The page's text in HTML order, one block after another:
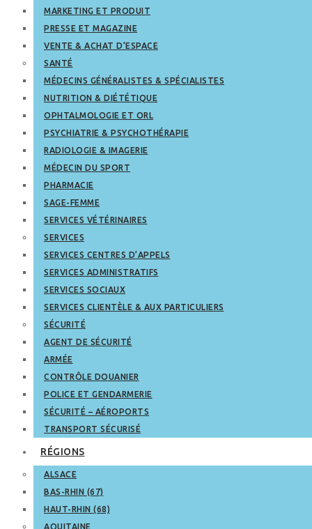
MARKETING ET PRODUIT
PRESSE ET MAGAZINE
VENTE & ACHAT D’ESPACE
SANTÉ
MÉDECINS GÉNÉRALISTES & SPÉCIALISTES
NUTRITION & DIÉTÉTIQUE
OPHTALMOLOGIE ET ORL
PSYCHIATRIE & PSYCHOTHÉRAPIE
RADIOLOGIE & IMAGERIE
MÉDECIN DU SPORT
PHARMACIE
SAGE-FEMME
SERVICES VÉTÉRINAIRES
SERVICES
SERVICES CENTRES D’APPELS
SERVICES ADMINISTRATIFS
SERVICES SOCIAUX
SERVICES CLIENTÈLE & AUX PARTICULIERS
SÉCURITÉ
AGENT DE SÉCURITÉ
ARMÉE
CONTRÔLE DOUANIER
POLICE ET GENDARMERIE
SÉCURITÉ – AÉROPORTS
TRANSPORT SÉCURISÉ
RÉGIONS
ALSACE
BAS-RHIN (67)
HAUT-RHIN (68)
AQUITAINE